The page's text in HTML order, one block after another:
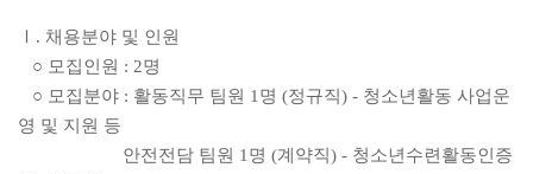
Ⅰ. 채용분야 및 인원
○ 모집인원 : 2명
○ 모집분야 : 활동직무 팀원 1명 (정규직) - 청소년활동 사업운
영 및 지원 등
안전전담 팀원 1명 (계약직) - 청소년수련활동인증